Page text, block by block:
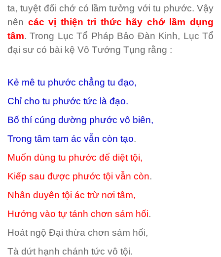
ta, tuyệt đối chớ có lầm tưởng với tu phước. Vậy
nên các vị thiện tri thức hãy chớ lầm dụng
tâm. Trong Lục Tổ Pháp Bảo Đàn Kinh, Lục Tổ
đại sư có bài kệ Vô Tướng Tụng rằng :
Kẻ mê tu phước chẳng tu đạo,
Chỉ cho tu phước tức là đạo.
Bố thí cúng dường phước vô biên,
Trong tâm tam ác vẫn còn tạo.
Muốn dùng tu phước để diệt tội,
Kiếp sau được phước tội vẫn còn.
Nhân duyên tội ác trừ nơi tâm,
Hướng vào tự tánh chơn sám hối.
Hoát ngộ Đại thừa chơn sám hối,
Tà dứt hạnh chánh tức vô tội.